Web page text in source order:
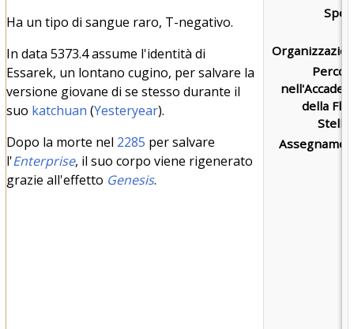
della
Ha un tipo di sangue raro, T-negativo.
In data 5373.4 assume l'identità di
Essarek, un lontano cugino, per salvare la
versione giovane di se stesso durante il
suo katchuan (Yesteryear).
Dopo la morte nel 2285 per salvare
l'Enterprise, il suo corpo viene rigenerato
grazie all'effetto Genesis.